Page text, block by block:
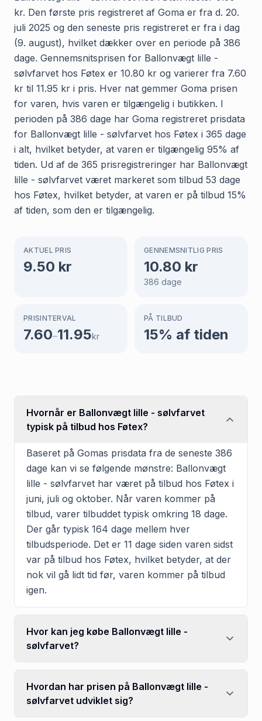
kr. Den første pris registreret af Goma er fra d. 20.
juli 2025 og den seneste pris registreret er fra i dag
(9. august), hvilket dækker over en periode på 386
dage. Gennemsnitsprisen for Ballonvægt lille -
sølvfarvet hos Føtex er 10.80 kr og varierer fra 7.60
kr til 11.95 kr i pris. Hver nat gemmer Goma prisen
for varen, hvis varen er tilgængelig i butikken. I
perioden på 386 dage har Goma registreret prisdata
for Ballonvægt lille - sølvfarvet hos Føtex i 365 dage
i alt, hvilket betyder, at varen er tilgængelig 95% af
tiden. Ud af de 365 prisregistreringer har Ballonvægt
lille - sølvfarvet været markeret som tilbud 53 dage
hos Føtex, hvilket betyder, at varen er på tilbud 15%
af tiden, som den er tilgængelig.
AKTUEL PRIS
9.50 kr
GENNEMSNITLIG PRIS
10.80 kr
386 dage
PRISINTERVAL
7.60–11.95kr
PÅ TILBUD
15% af tiden
Hvornår er Ballonvægt lille - sølvfarvet
typisk på tilbud hos Føtex?
Baseret på Gomas prisdata fra de seneste 386
dage kan vi se følgende mønstre: Ballonvægt
lille - sølvfarvet har været på tilbud hos Føtex i
juni, juli og oktober. Når varen kommer på
tilbud, varer tilbuddet typisk omkring 18 dage.
Der går typisk 164 dage mellem hver
tilbudsperiode. Det er 11 dage siden varen sidst
var på tilbud hos Føtex, hvilket betyder, at der
nok vil gå lidt tid før, varen kommer på tilbud
igen.
Hvor kan jeg købe Ballonvægt lille -
sølvfarvet?
Hvordan har prisen på Ballonvægt lille -
sølvfarvet udviklet sig?